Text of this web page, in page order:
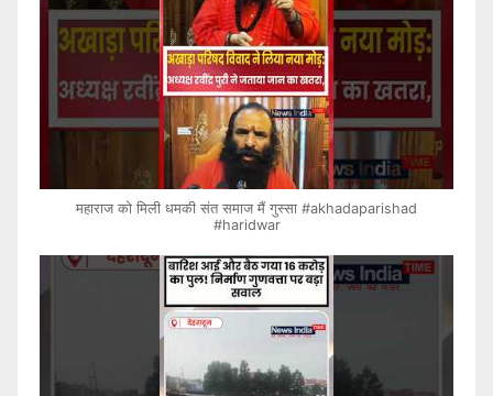
महाराज को मिली धमकी संत समाज मैं गुस्सा #akhadaparishad
#haridwar